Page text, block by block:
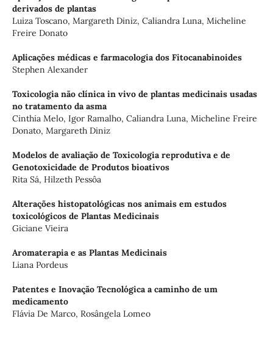
derivados de plantas
Luiza Toscano, Margareth Diniz, Caliandra Luna, Micheline
Freire Donato
Aplicações médicas e farmacologia dos Fitocanabinoides
Stephen Alexander
Toxicologia não clínica in vivo de plantas medicinais usadas
no tratamento da asma
Cinthia Melo, Igor Ramalho, Caliandra Luna, Micheline Freire
Donato, Margareth Diniz
Modelos de avaliação de Toxicologia reprodutiva e de
Genotoxicidade de Produtos bioativos
Rita Sá, Hilzeth Pessôa
Alterações histopatológicas nos animais em estudos
toxicológicos de Plantas Medicinais
Giciane Vieira
Aromaterapia e as Plantas Medicinais
Liana Pordeus
Patentes e Inovação Tecnológica a caminho de um
medicamento
Flávia De Marco, Rosângela Lomeo